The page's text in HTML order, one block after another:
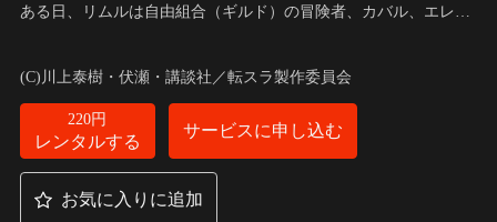
ある日、リムルは自由組合（ギルド）の冒険者、カバル、エレ
他
(C)川上泰樹・伏瀬・講談社／転スラ製作委員会
220円
レンタルする
サービスに申し込む
お気に入りに追加